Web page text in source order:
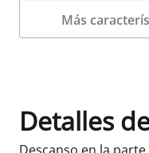
Más
Detalles